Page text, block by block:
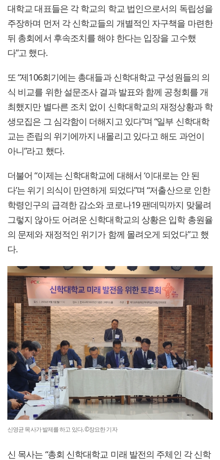
대학교 대표들은 각 학교의 학교 법인으로서의 독립성을
주장하며 먼저 각 신학교들의 개별적인 자구책을 마련한
뒤 총회에서 후속조치를 해야 한다는 입장을 고수했
다”고 했다.
또 “제106회기에는 총대들과 신학대학교 구성원들의 의
식 비교를 위한 설문조사 결과 발표와 함께 공청회를 개
최했지만 별다른 조치 없이 신학대학교의 재정상황과 학
생모집은 그 심각함이 더해지고 있다”며 “일부 신학대학
교는 존립의 위기에까지 내몰리고 있다고 해도 과언이
아니”라고 했다.
더불어 “이제는 신학대학교에 대해서 ‘이대로는 안 된
다’는 위기 의식이 만연하게 되었다”며 “저출산으로 인한
학령인구의 급격한 감소와 코로나19 팬데믹까지 맞물려
그렇지 않아도 어려운 신학대학교의 상황은 입학 총원율
의 문제와 재정적인 위기가 함께 몰려오게 되었다”고 했
다.
신영균 목사가 발제를 하고 있다. ©장요한 기자
신 목사는 “총회 신학대학교 미래 발전의 주체인 각 신학